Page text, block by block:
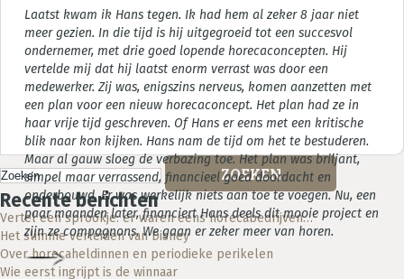
Laatst kwam ik Hans tegen. Ik had hem al zeker 8 jaar niet
meer gezien. In die tijd is hij uitgegroeid tot een succesvol
ondernemer, met drie goed lopende horecaconcepten. Hij
vertelde mij dat hij laatst enorm verrast was door een
medewerker. Zij was, enigszins nerveus, komen aanzetten met
een plan voor een nieuw horecaconcept. Het plan had ze in
haar vrije tijd geschreven. Of Hans er eens met een kritische
blik naar kon kijken. Hans nam de tijd om het te bestuderen.
Maar al gauw sloeg de verbazing toe. Het plan was briljant,
simpel maar verrassend, financieel goed doordacht en
onderbouwd. Er was werkelijk niets aan toe te voegen.Nu, een
paar maanden later, financiert Hans deels dit mooie project en
zijn ze compagnons. We gaan er zeker meer van horen.
Strategisch horeca advies
Zoeken
naar:
Recente berichten
Vertel een sprookje: er waren eens horecabedrijven…
Het slimme verleiden van Disney
Over horecaheldinnen en periodieke perikelen
Wie eerst ingrijpt is de winnaar